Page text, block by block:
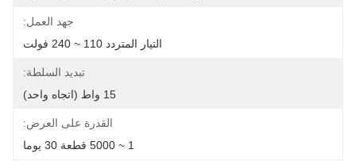
جهد العمل:
التيار المتردد 110 ~ 240 فولت
تبديد السلطة:
15 واط (اتجاه واحد)
القدرة على العرض: